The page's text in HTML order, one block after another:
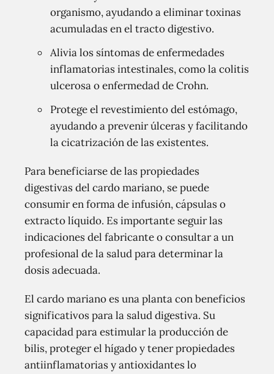
organismo, ayudando a eliminar toxinas
acumuladas en el tracto digestivo.
Alivia los síntomas de enfermedades
inflamatorias intestinales, como la colitis
ulcerosa o enfermedad de Crohn.
Protege el revestimiento del estómago,
ayudando a prevenir úlceras y facilitando
la cicatrización de las existentes.
Para beneficiarse de las propiedades
digestivas del cardo mariano, se puede
consumir en forma de infusión, cápsulas o
extracto líquido. Es importante seguir las
indicaciones del fabricante o consultar a un
profesional de la salud para determinar la
dosis adecuada.
El cardo mariano es una planta con beneficios
significativos para la salud digestiva. Su
capacidad para estimular la producción de
bilis, proteger el hígado y tener propiedades
antiinflamatorias y antioxidantes lo